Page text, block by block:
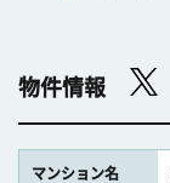
物件情報
マンション名